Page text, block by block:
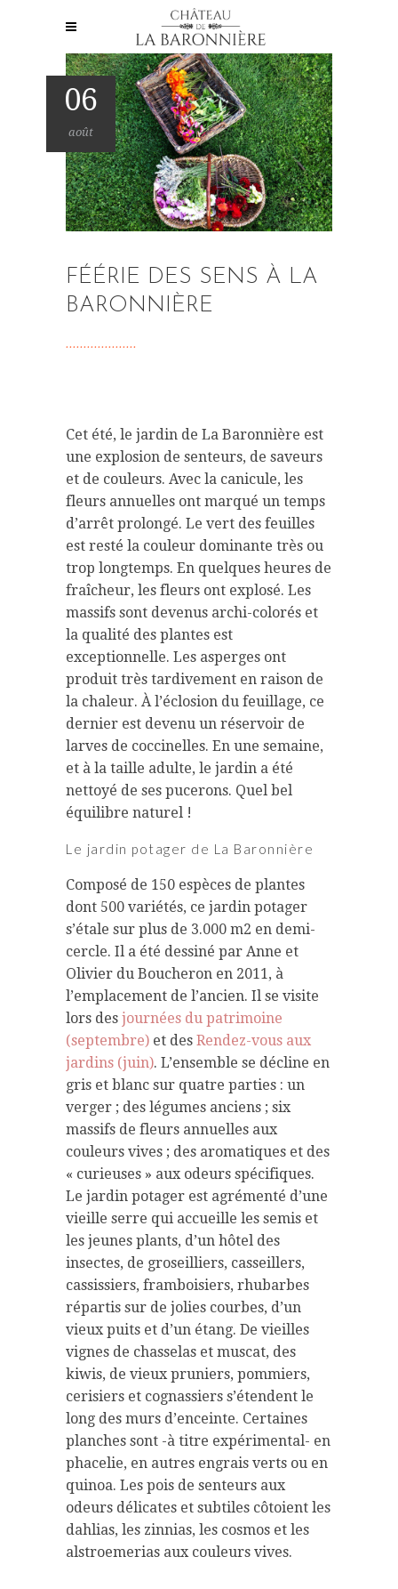
06
août
FÉÉRIE DES SENS À LA
BARONNIÈRE
Cet été, le jardin de La Baronnière est
une explosion de senteurs, de saveurs
et de couleurs. Avec la canicule, les
fleurs annuelles ont marqué un temps
d’arrêt prolongé. Le vert des feuilles
est resté la couleur dominante très ou
trop longtemps. En quelques heures de
fraîcheur, les fleurs ont explosé. Les
massifs sont devenus archi-colorés et
la qualité des plantes est
exceptionnelle. Les asperges ont
produit très tardivement en raison de
la chaleur. À l’éclosion du feuillage, ce
dernier est devenu un réservoir de
larves de coccinelles. En une semaine,
et à la taille adulte, le jardin a été
nettoyé de ses pucerons. Quel bel
équilibre naturel !
Le jardin potager de La Baronnière
Composé de 150 espèces de plantes
dont 500 variétés, ce jardin potager
s’étale sur plus de 3.000 m2 en demi-
cercle. Il a été dessiné par Anne et
Olivier du Boucheron en 2011, à
l’emplacement de l’ancien. Il se visite
lors des journées du patrimoine
(septembre) et des Rendez-vous aux
jardins (juin). L’ensemble se décline en
gris et blanc sur quatre parties : un
verger ; des légumes anciens ; six
massifs de fleurs annuelles aux
couleurs vives ; des aromatiques et des
« curieuses » aux odeurs spécifiques.
Le jardin potager est agrémenté d’une
vieille serre qui accueille les semis et
les jeunes plants, d’un hôtel des
insectes, de groseilliers, casseillers,
cassissiers, framboisiers, rhubarbes
répartis sur de jolies courbes, d’un
vieux puits et d’un étang. De vieilles
vignes de chasselas et muscat, des
kiwis, de vieux pruniers, pommiers,
cerisiers et cognassiers s’étendent le
long des murs d’enceinte. Certaines
planches sont -à titre expérimental- en
phacelie, en autres engrais verts ou en
quinoa. Les pois de senteurs aux
odeurs délicates et subtiles côtoient les
dahlias, les zinnias, les cosmos et les
alstroemerias aux couleurs vives.